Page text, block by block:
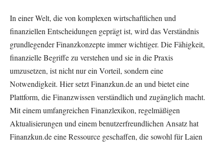
In einer Welt, die von komplexen wirtschaftlichen und
finanziellen Entscheidungen geprägt ist, wird das Verständnis
grundlegender Finanzkonzepte immer wichtiger. Die Fähigkeit,
finanzielle Begriffe zu verstehen und sie in die Praxis
umzusetzen, ist nicht nur ein Vorteil, sondern eine
Notwendigkeit. Hier setzt Finanzkun.de an und bietet eine
Plattform, die Finanzwissen verständlich und zugänglich macht.
Mit einem umfangreichen Finanzlexikon, regelmäßigen
Aktualisierungen und einem benutzerfreundlichen Ansatz hat
Finanzkun.de eine Ressource geschaffen, die sowohl für Laien